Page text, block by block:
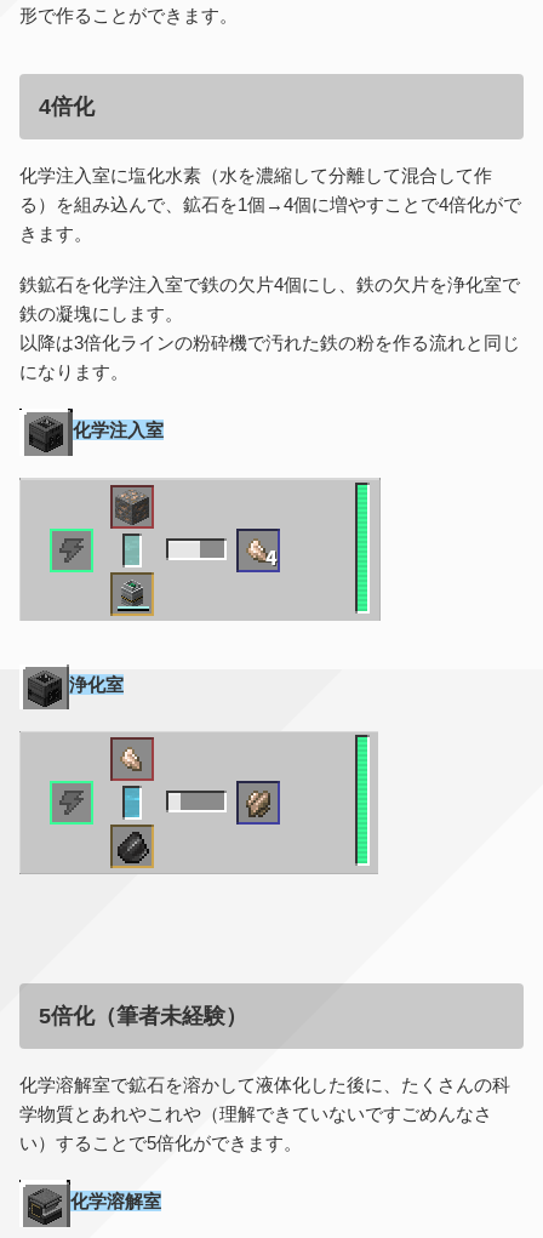
形で作ることができます。
4倍化
化学注入室に塩化水素（水を濃縮して分離して混合して作
る）を組み込んで、鉱石を1個→4個に増やすことで4倍化がで
きます。
鉄鉱石を化学注入室で鉄の欠片4個にし、鉄の欠片を浄化室で
鉄の凝塊にします。
以降は3倍化ラインの粉砕機で汚れた鉄の粉を作る流れと同じ
になります。
化学注入室
浄化室
5倍化（筆者未経験）
化学溶解室で鉱石を溶かして液体化した後に、たくさんの科
学物質とあれやこれや（理解できていないですごめんなさ
い）することで5倍化ができます。
化学溶解室